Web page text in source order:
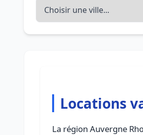
Locations
La région Auvergne